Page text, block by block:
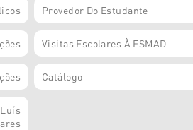
Provedor Do Estudante
Visitas Escolares À ESMAD
Catálogo